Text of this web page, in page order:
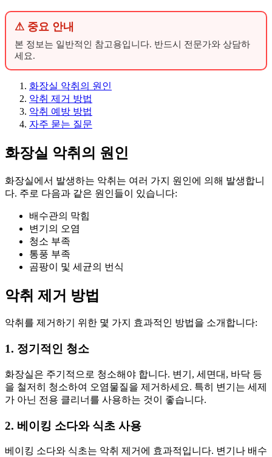
⚠ 중요 안내
본 정보는 일반적인 참고용입니다. 반드시 전문가와 상담하
세요.
화장실 악취의 원인
악취 제거 방법
악취 예방 방법
자주 묻는 질문
화장실 악취의 원인
화장실에서 발생하는 악취는 여러 가지 원인에 의해 발생합니
다. 주로 다음과 같은 원인들이 있습니다:
배수관의 막힘
변기의 오염
청소 부족
통풍 부족
곰팡이 및 세균의 번식
악취 제거 방법
악취를 제거하기 위한 몇 가지 효과적인 방법을 소개합니다:
1. 정기적인 청소
화장실은 주기적으로 청소해야 합니다. 변기, 세면대, 바닥 등
을 철저히 청소하여 오염물질을 제거하세요. 특히 변기는 세제
가 아닌 전용 클리너를 사용하는 것이 좋습니다.
2. 베이킹 소다와 식초 사용
베이킹 소다와 식초는 악취 제거에 효과적입니다. 변기나 배수